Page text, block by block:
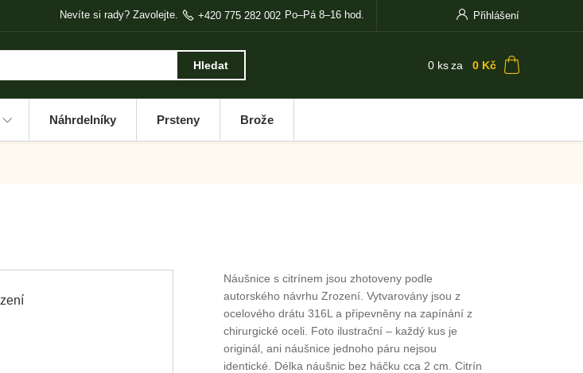
Přihlášení
Hledat
Nevíte si rady? Zavolejte. +420 775 282 002 Po–Pá 8–16 hod.
0 ksza 0 Kč
Náhrdelníky Prsteny Brože
Náušnice s citrínem jsou zhotoveny podle
autorského návrhu Zrození. Vytvarovány jsou z
ocelového drátu 316L a připevněny na zapínání z
chirurgické oceli. Foto ilustrační – každý kus je
originál, ani náušnice jednoho páru nejsou
identické. Délka náušnic bez háčku cca 2 cm. Citrín